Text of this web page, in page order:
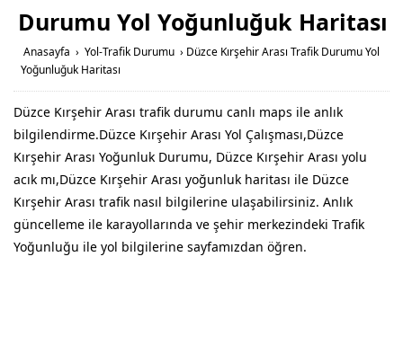
Durumu Yol Yoğunluğuk Haritası
Anasayfa › Yol-Trafik Durumu › Düzce Kırşehir Arası Trafik Durumu Yol
Yoğunluğuk Haritası
Düzce Kırşehir Arası trafik durumu canlı maps ile anlık
bilgilendirme.Düzce Kırşehir Arası Yol Çalışması,Düzce
Kırşehir Arası Yoğunluk Durumu, Düzce Kırşehir Arası yolu
acık mı,Düzce Kırşehir Arası yoğunluk haritası ile Düzce
Kırşehir Arası trafik nasıl bilgilerine ulaşabilirsiniz. Anlık
güncelleme ile karayollarında ve şehir merkezindeki Trafik
Yoğunluğu ile yol bilgilerine sayfamızdan öğren.